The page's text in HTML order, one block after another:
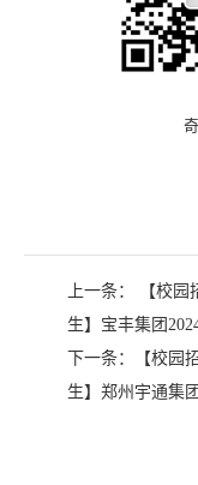
上一条：
【校园
生】宝丰集团
下一条：
【校园
生】郑州宇通集